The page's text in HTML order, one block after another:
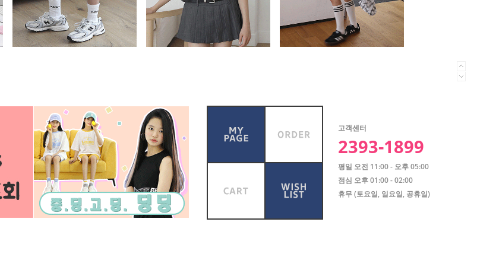
고객센터
2393-1899
평일 오전 11:00 - 오후 05:00
점심 오후 01:00 - 02:00
휴무 (토요일, 일요일, 공휴일)